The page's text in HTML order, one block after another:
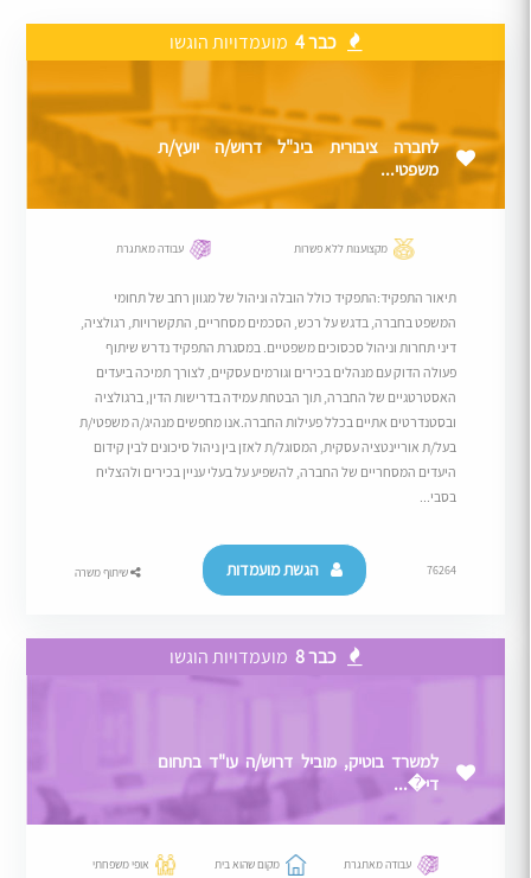
כבר 4 מועמדויות הוגשו
לחברה ציבורית בינ"ל דרוש/ה יועץ/ת
משפטי...
מקצוענות ללא פשרות עבודה מאתגרת
תיאור התפקיד:התפקיד כולל הובלה וניהול של מגוון רחב של תחומי
המשפט בחברה, בדגש על רכש, הסכמים מסחריים, התקשרויות, רגולציה,
דיני תחרות וניהול סכסוכים משפטיים. במסגרת התפקיד נדרש שיתוף
פעולה הדוק עם מנהלים בכירים וגורמים עסקיים, לצורך תמיכה ביעדים
האסטרטגיים של החברה, תוך הבטחת עמידה בדרישות הדין, ברגולציה
ובסטנדרטים אתיים בכלל פעילות החברה.אנו מחפשים מנהיג/ה משפטי/ת
בעל/ת אוריינטציה עסקית, המסוגל/ת לאזן בין ניהול סיכונים לבין קידום
היעדים המסחריים של החברה, להשפיע על בעלי עניין בכירים ולהצליח
בסבי...
76264 הגשת מועמדות שיתוף משרה
כבר 8 מועמדויות הוגשו
למשרד בוטיק, מוביל דרוש/ה עו"ד בתחום
די�...
עבודה מאתגרת מקום שהוא בית אופי משפחתי